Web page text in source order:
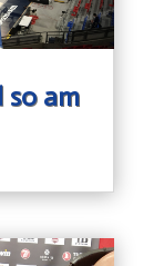
so am